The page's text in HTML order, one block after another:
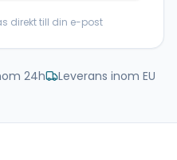
direkt till din e-post
24h Leverans inom EU